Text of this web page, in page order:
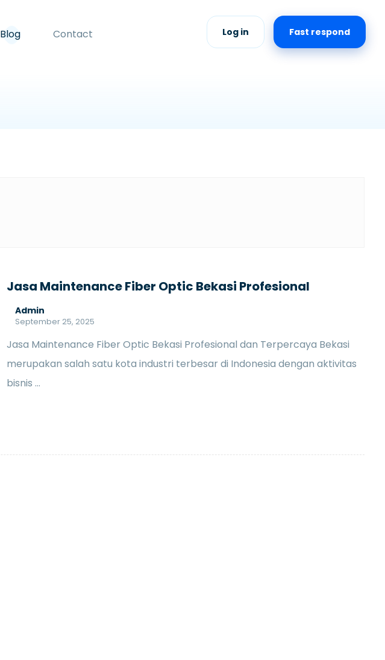
Blog Contact Fast respond
Log in
Jasa Maintenance Fiber Optic Bekasi Profesional
Admin
September 25, 2025
Jasa Maintenance Fiber Optic Bekasi Profesional dan Terpercaya Bekasi
merupakan salah satu kota industri terbesar di Indonesia dengan aktivitas
bisnis ...